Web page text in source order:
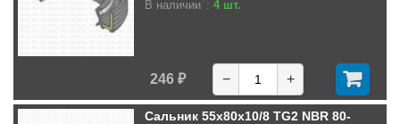
В наличии : 4 шт.
246 ₽ − +
Сальник 55x80x10/8 TG2 NBR 80-